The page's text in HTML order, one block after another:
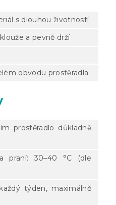
s dlouhou životností
a pevně drží
obvodu prostěradla
prostěradlo důkladně
praní: 30–40 °C (dle
týden, maximálně